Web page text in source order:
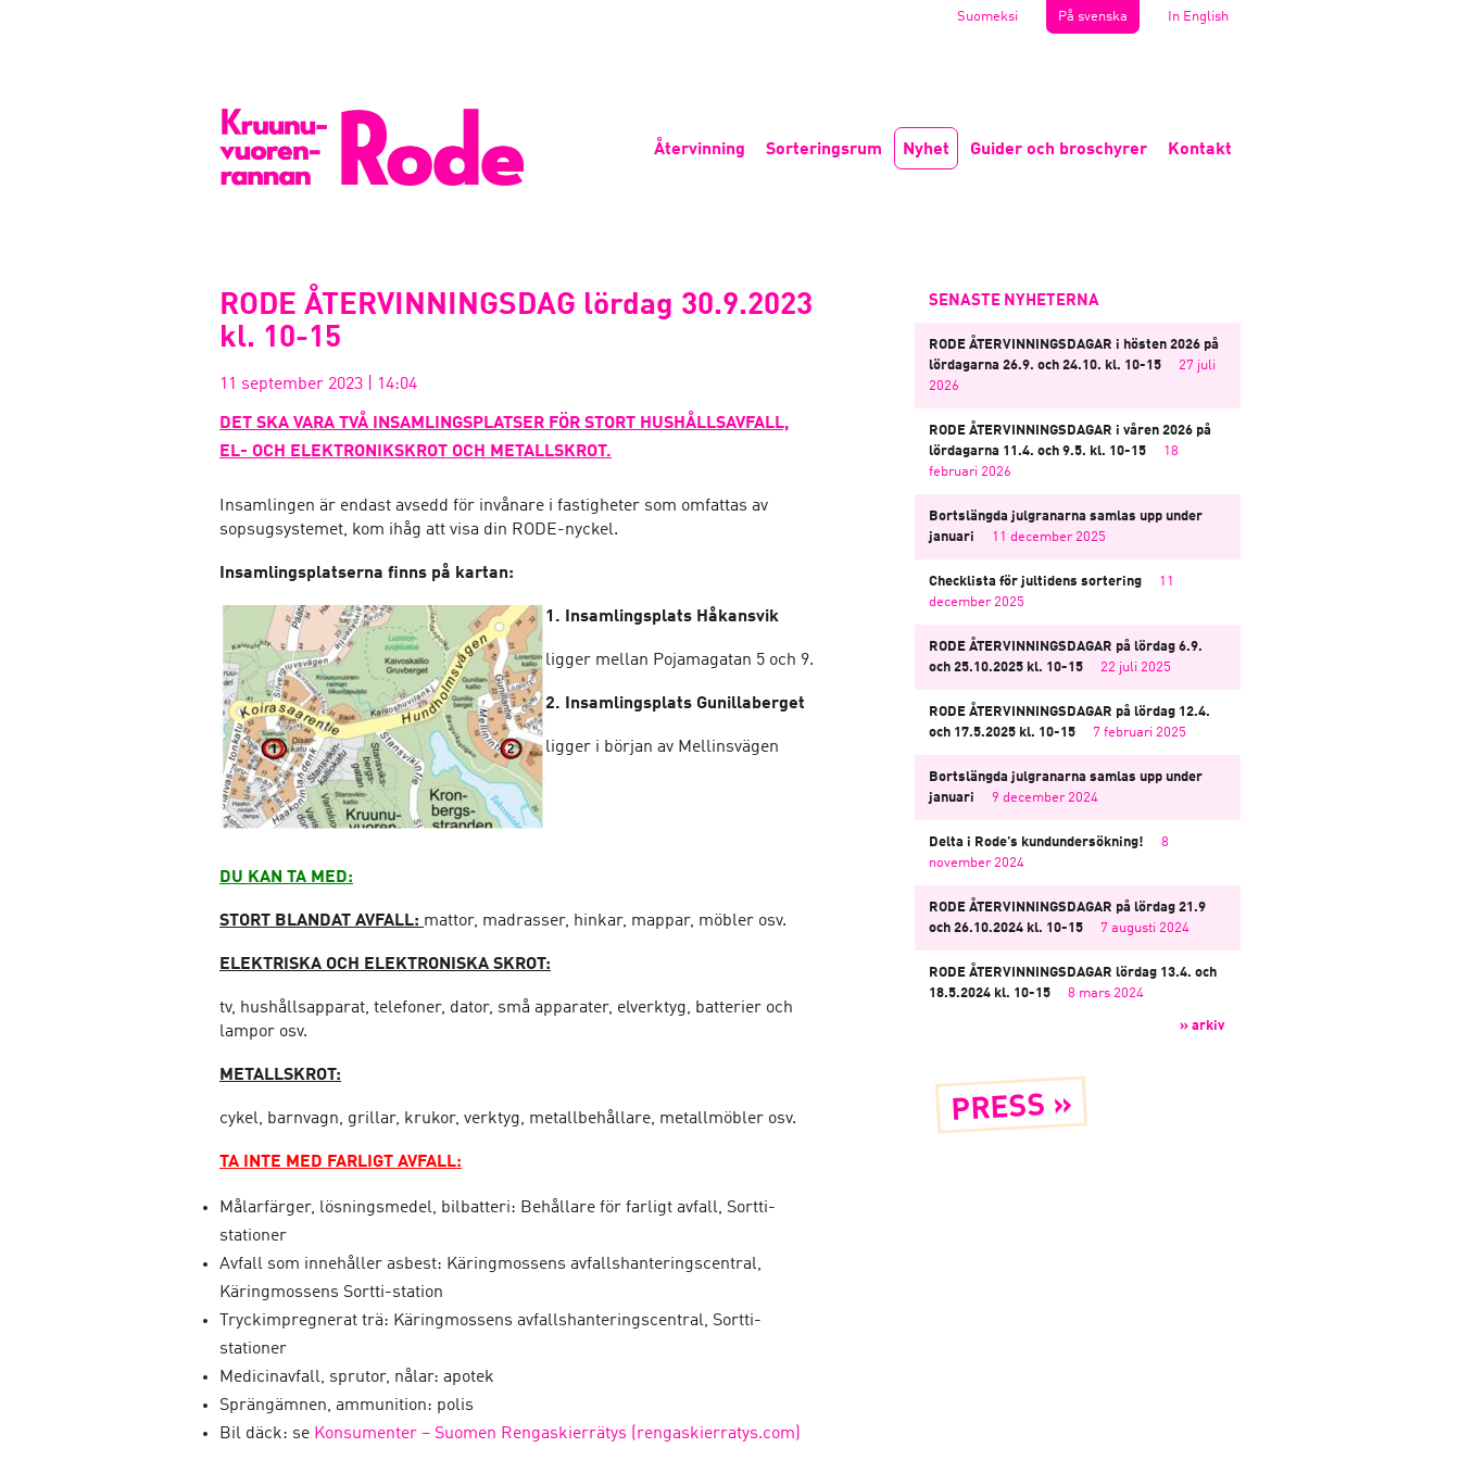
Suomeksi På svenska In English
Återvinning Sorteringsrum Nyhet Guider och broschyrer Kontakt
RODE ÅTERVINNINGSDAG lördag 30.9.2023
kl. 10-15
11 september 2023 14:04
DET SKA VARA TVÅ INSAMLINGSPLATSER FÖR STORT HUSHÅLLSAVFALL,
EL- OCH ELEKTRONIKSKROT OCH METALLSKROT.
Insamlingen är endast avsedd för invånare i fastigheter som omfattas av
sopsugsystemet, kom ihåg att visa din RODE-nyckel.
Insamlingsplatserna finns på kartan:
1. Insamlingsplats Håkansvik
ligger mellan Pojamagatan 5 och 9.
2. Insamlingsplats Gunillaberget
ligger i början av Mellinsvägen
DU KAN TA MED:
STORT BLANDAT AVFALL: mattor, madrasser, hinkar, mappar, möbler osv.
ELEKTRISKA OCH ELEKTRONISKA SKROT:
tv, hushållsapparat, telefoner, dator, små apparater, elverktyg, batterier och
lampor osv.
METALLSKROT:
cykel, barnvagn, grillar, krukor, verktyg, metallbehållare, metallmöbler osv.
TA INTE MED FARLIGT AVFALL:
Målarfärger, lösningsmedel, bilbatteri: Behållare för farligt avfall, Sortti-
stationer
Avfall som innehåller asbest: Käringmossens avfallshanteringscentral,
Käringmossens Sortti-station
Tryckimpregnerat trä: Käringmossens avfallshanteringscentral, Sortti-
stationer
Medicinavfall, sprutor, nålar: apotek
Sprängämnen, ammunition: polis
Bil däck: se Konsumenter – Suomen Rengaskierrätys (rengaskierratys.com)
SENASTE NYHETERNA
RODE ÅTERVINNINGSDAGAR i hösten 2026 på
lördagarna 26.9. och 24.10. kl. 10-15
27 juli
2026
RODE ÅTERVINNINGSDAGAR i våren 2026 på
lördagarna 11.4. och 9.5. kl. 10-15
18
februari 2026
Bortslängda julgranarna samlas upp under
januari
11 december 2025
Checklista för jultidens sortering
11
december 2025
RODE ÅTERVINNINGSDAGAR på lördag 6.9.
och 25.10.2025 kl. 10-15
22 juli 2025
RODE ÅTERVINNINGSDAGAR på lördag 12.4.
och 17.5.2025 kl. 10-15
7 februari 2025
Bortslängda julgranarna samlas upp under
januari
9 december 2024
Delta i Rode’s kundundersökning!
8
november 2024
RODE ÅTERVINNINGSDAGAR på lördag 21.9
och 26.10.2024 kl. 10-15
7 augusti 2024
RODE ÅTERVINNINGSDAGAR lördag 13.4. och
18.5.2024 kl. 10-15
8 mars 2024
» arkiv
PRESS »